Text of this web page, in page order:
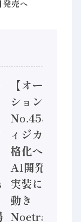
売へ
【オートメー
ション新聞
No.453】フ
ィジカルAI本
格化へ 国産
AI開発や社会
実装に活発な
動き
Noetra、富士